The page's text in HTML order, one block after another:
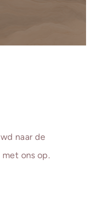
naar de
ons op.